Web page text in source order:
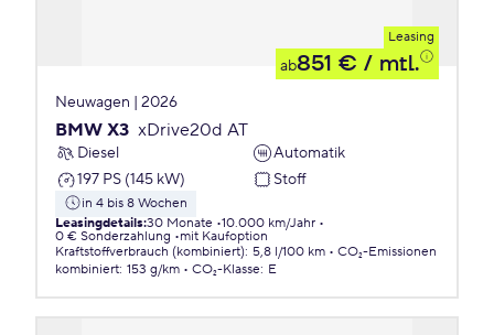
Leasing
ab851 € / mtl.
Neuwagen | 2026
BMW X3 xDrive20d AT
Diesel
Automatik
197 PS (145 kW)
Stoff
in 4 bis 8 Wochen
Leasingdetails:30 Monate 10.000 km/Jahr
0 € Sonderzahlung
mit Kaufoption
Kraftstoffverbrauch (kombiniert): 5,8 l/100 km
CO₂-Emissionen
kombiniert: 153 g/km CO₂-Klasse: E